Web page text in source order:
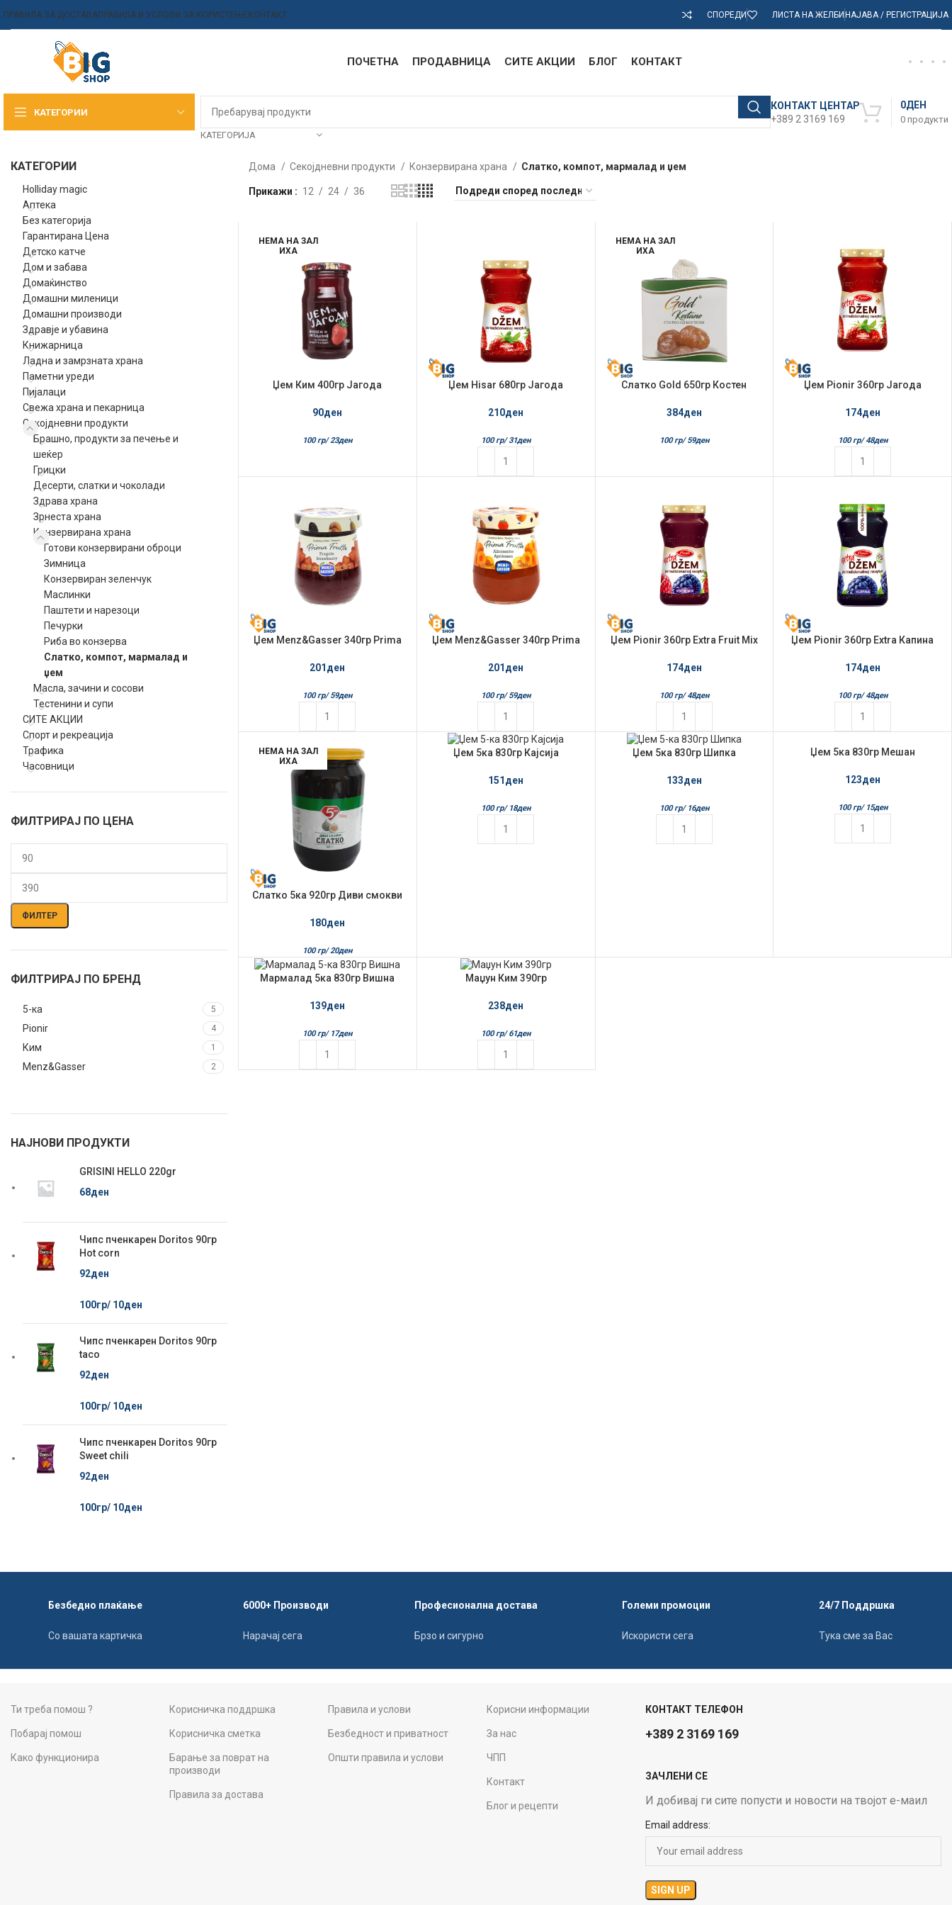
ПРАВИЛА ЗА ДОСТАВАПРАВИЛА И УСЛОВИ ЗА КОРИСТЕЊЕКОНТАКТ СПОРЕДИ ЛИСТА НА ЖЕЛБИНАЈАВА / РЕГИСТРАЦИЈА
ПОЧЕТНА ПРОДАВНИЦА СИТЕ АКЦИИ БЛОГ КОНТАКТ
КАТЕГОРИИ
КАТЕГОРИЈА
КОНТАКТ ЦЕНТАР
+389 2 3169 169
0 продукти
0ДЕН
КАТЕГОРИИ
Holliday magic
Аптека
Без категорија
Гарантирана Цена
Детско катче
Дом и забава
Домаќинство
Домашни миленици
Домашни производи
Здравје и убавина
Книжарница
Ладна и замрзната храна
Паметни уреди
Пијалаци
Свежа храна и пекарница
Секојдневни продукти
Брашно, продукти за печење и
шеќер
Грицки
Десерти, слатки и чоколади
Здрава храна
Зрнеста храна
Конзервирана храна
Готови конзервирани оброци
Зимница
Конзервиран зеленчук
Маслинки
Паштети и нарезоци
Печурки
Риба во конзерва
Слатко, компот, мармалад и
џем
Масла, зачини и сосови
Тестенини и супи
СИТЕ АКЦИИ
Спорт и рекреација
Трафика
Часовници
ФИЛТРИРАЈ ПО ЦЕНА
Мин.
цена
Макс.
цена
ФИЛТЕР
ФИЛТРИРАЈ ПО БРЕНД
5-ка 5
Pionir 4
Ким 1
Menz&Gasser 2
НАЈНОВИ ПРОДУКТИ
GRISINI HELLO 220gr
68ден
Чипс пченкарен Doritos 90гр
Hot corn
92ден
100гр/ 10ден
Чипс пченкарен Doritos 90гр
taco
92ден
100гр/ 10ден
Чипс пченкарен Doritos 90гр
Sweet chili
92ден
100гр/ 10ден
Дома Секојдневни продукти Конзервирана храна Слатко, компот, мармалад и џем
Прикажи 12 24 36
НЕМА НА ЗАЛ
ИХА
Џем Ким 400гр Јагода
90ден
100 гр/ 23ден
Џем Hisar 680гр Јагода
210ден
100 гр/ 31ден
НЕМА НА ЗАЛ
ИХА
Слатко Gold 650гр Костен
384ден
100 гр/ 59ден
Џем Pionir 360гр Јагода
174ден
100 гр/ 48ден
Џем Menz&Gasser 340гр Prima
201ден
100 гр/ 59ден
Џем Menz&Gasser 340гр Prima
201ден
100 гр/ 59ден
Џем Pionir 360гр Extra Fruit Mix
174ден
100 гр/ 48ден
Џем Pionir 360гр Extra Капина
174ден
100 гр/ 48ден
НЕМА НА ЗАЛ
ИХА
Слатко 5ка 920гр Диви смокви
180ден
100 гр/ 20ден
Џем 5ка 830гр Кајсија
151ден
100 гр/ 18ден
Џем 5ка 830гр Шипка
133ден
100 гр/ 16ден
Џем 5ка 830гр Мешан
123ден
100 гр/ 15ден
Мармалад 5ка 830гр Вишна
139ден
100 гр/ 17ден
Маџун Ким 390гр
238ден
100 гр/ 61ден
Безбедно плаќање
Со вашата картичка
6000+ Производи
Нарачај сега
Професионална достава
Брзо и сигурно
Големи промоции
Искористи сега
24/7 Поддршка
Тука сме за Вас
Ти треба помош ?
Побарај помош
Како функционира
Корисничка поддршка
Корисничка сметка
Барање за поврат на
производи
Правила за достава
Правила и услови
Безбедност и приватност
Општи правила и услови
Корисни информации
За нас
ЧПП
Контакт
Блог и рецепти
КОНТАКТ ТЕЛЕФОН
+389 2 3169 169
ЗАЧЛЕНИ СЕ
И добивај ги сите попусти и новости на твојот е-маил
Email address: